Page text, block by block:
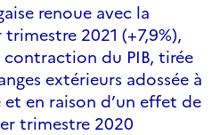
renoue avec la
2021 (+7,9%),
contraction du PIB, tirée
extérieurs adossée à
en raison d’un effet de
trimestre 2020